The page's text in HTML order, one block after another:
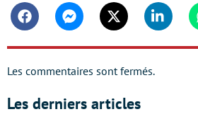
FacebookMessengerTwitter
Les commentaires sont fermés.
Les derniers articles